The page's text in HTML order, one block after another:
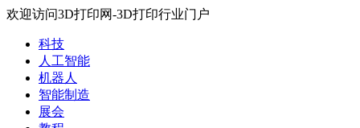
欢迎访问3D打印网-3D打印行业门户
科技
人工智能
机器人
智能制造
展会